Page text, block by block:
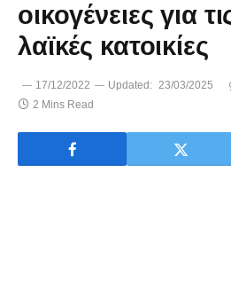
οικογένειες για
λαϊκές κατοικίες
17/12/2022 Updated: 23/03/2025
2 Mins Read